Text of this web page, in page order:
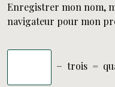
Enregistrer mon nom,
navigateur pour mon
− trois =